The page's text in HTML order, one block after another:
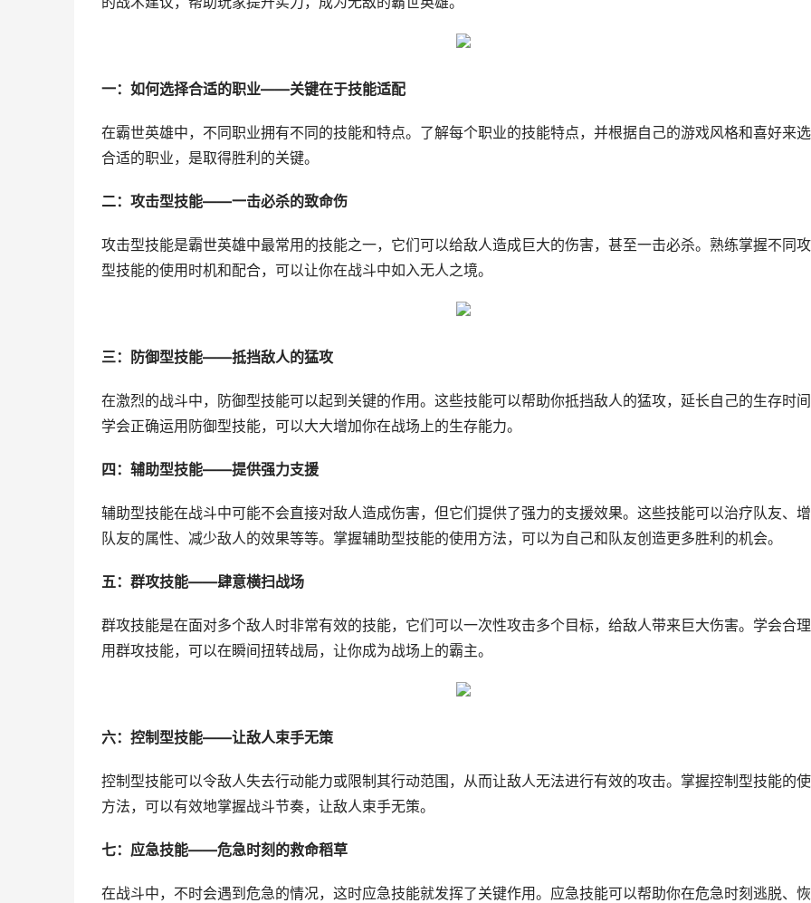
一：如何选择合适的职业——关键在于技能适配
在霸世英雄中，不同职业拥有不同的技能和特点。了解每个职业的技能特点，并根据自己的游戏风格和喜好来
合适的职业，是取得胜利的关键。
二：攻击型技能——一击必杀的致命伤
攻击型技能是霸世英雄中最常用的技能之一，它们可以给敌人造成巨大的伤害，甚至一击必杀。熟练掌握不同
型技能的使用时机和配合，可以让你在战斗中如入无人之境。
三：防御型技能——抵挡敌人的猛攻
在激烈的战斗中，防御型技能可以起到关键的作用。这些技能可以帮助你抵挡敌人的猛攻，延长自己的生存时间
学会正确运用防御型技能，可以大大增加你在战场上的生存能力。
四：辅助型技能——提供强力支援
辅助型技能在战斗中可能不会直接对敌人造成伤害，但它们提供了强力的支援效果。这些技能可以治疗队友、
队友的属性、减少敌人的效果等等。掌握辅助型技能的使用方法，可以为自己和队友创造更多胜利的机会。
五：群攻技能——肆意横扫战场
群攻技能是在面对多个敌人时非常有效的技能，它们可以一次性攻击多个目标，给敌人带来巨大伤害。学会合理
用群攻技能，可以在瞬间扭转战局，让你成为战场上的霸主。
六：控制型技能——让敌人束手无策
控制型技能可以令敌人失去行动能力或限制其行动范围，从而让敌人无法进行有效的攻击。掌握控制型技能的
方法，可以有效地掌握战斗节奏，让敌人束手无策。
七：应急技能——危急时刻的救命稻草
在战斗中，不时会遇到危急的情况，这时应急技能就发挥了关键作用。应急技能可以帮助你在危急时刻逃脱、